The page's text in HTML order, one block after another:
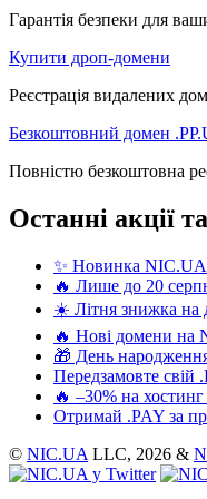
Гарантія безпеки для
Купити дроп-домени
Реєстрація видалених
Безкоштовний домен
Повністю безкоштовна
Останні акції
✨ Новинка
🔥 Лише до 20
☀️ Літня знижка на
🔥 Нові домени на
🎁 День
Передзамовте свій
🔥 –30% на
Отримай .PAY за
© NIC.UA LLC, 2026 &